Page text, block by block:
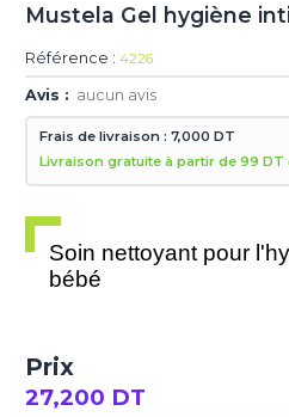
Mustela Gel hygiène
Référence : 4226
Avis : aucun avis
Frais de livraison : 7,000 DT
Livraison gratuite à partir de 99 DT
Soin nettoyant pour
bébé
Prix
27,200 DT